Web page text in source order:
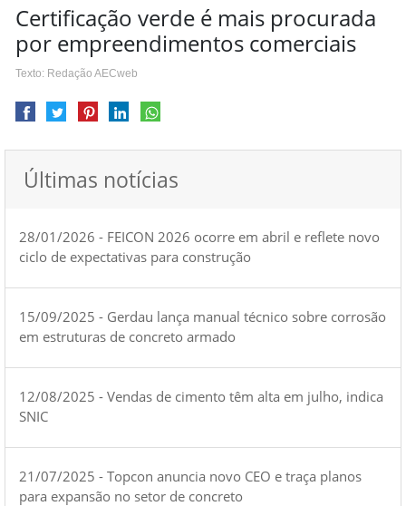
Certificação verde é mais procurada
por empreendimentos comerciais
Texto: Redação AECweb
Últimas notícias
28/01/2026 - FEICON 2026 ocorre em abril e reflete novo
ciclo de expectativas para construção
15/09/2025 - Gerdau lança manual técnico sobre corrosão
em estruturas de concreto armado
12/08/2025 - Vendas de cimento têm alta em julho, indica
SNIC
21/07/2025 - Topcon anuncia novo CEO e traça planos
para expansão no setor de concreto